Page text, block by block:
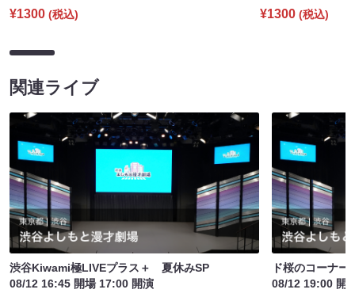
¥1300 (税込)
¥1300 (税込)
関連ライブ
渋谷Kiwami極LIVEプラス＋ 夏休みSP
08/12 16:45 開場 17:00 開演
ド桜のコーナ
08/12 19:00 開